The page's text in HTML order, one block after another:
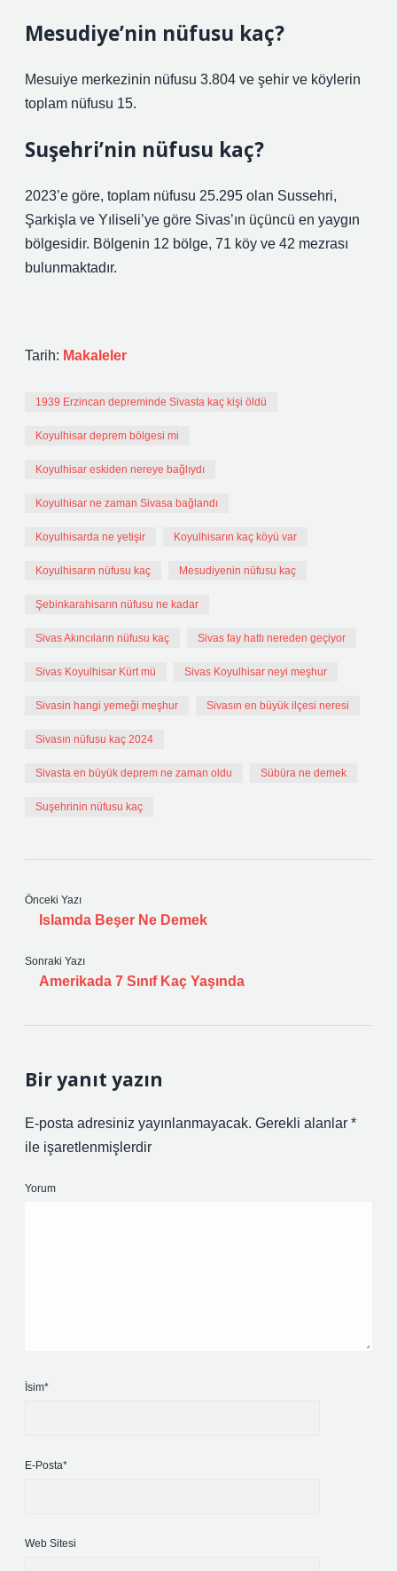
Mesudiye’nin nüfusu kaç?
Mesuiye merkezinin nüfusu 3.804 ve şehir ve köylerin
toplam nüfusu 15.
Suşehri’nin nüfusu kaç?
2023’e göre, toplam nüfusu 25.295 olan Sussehri,
Şarkişla ve Yıliseli’ye göre Sivas’ın üçüncü en yaygın
bölgesidir. Bölgenin 12 bölge, 71 köy ve 42 mezrası
bulunmaktadır.
Tarih: Makaleler
1939 Erzincan depreminde Sivasta kaç kişi öldü
Koyulhisar deprem bölgesi mi
Koyulhisar eskiden nereye bağlıydı
Koyulhisar ne zaman Sivasa bağlandı
Koyulhisarda ne yetişir Koyulhisarın kaç köyü var
Koyulhisarın nüfusu kaç Mesudiyenin nüfusu kaç
Şebinkarahisarın nüfusu ne kadar
Sivas Akıncıların nüfusu kaç Sivas fay hattı nereden geçiyor
Sivas Koyulhisar Kürt mü Sivas Koyulhisar neyi meşhur
Sivasin hangi yemeği meşhur Sivasın en büyük ilçesi neresi
Sivasın nüfusu kaç 2024
Sivasta en büyük deprem ne zaman oldu Sübüra ne demek
Suşehrinin nüfusu kaç
Önceki Yazı
Islamda Beşer Ne Demek
Sonraki Yazı
Amerikada 7 Sınıf Kaç Yaşında
Bir yanıt yazın
E-posta adresiniz yayınlanmayacak. Gerekli alanlar *
ile işaretlenmişlerdir
Yorum
İsim*
E-Posta*
Web Sitesi